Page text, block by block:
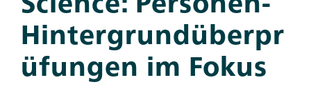
Hintergrundüberpr
üfungen im Fokus